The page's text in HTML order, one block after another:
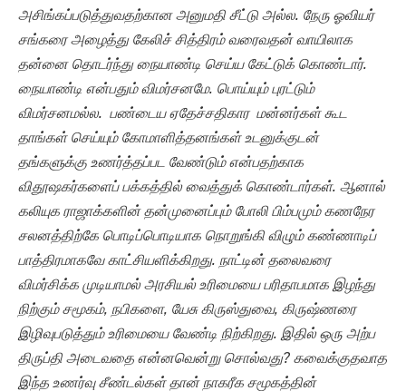
அசிங்கப்படுத்துவதற்கான அனுமதி சீட்டு அல்ல. நேரு ஓவியர்
சங்கரை அழைத்து கேலிச் சித்திரம் வரைவதன் வாயிலாக
தன்னை தொடர்ந்து நையாண்டி செய்ய கேட்டுக் கொண்டார்.
நையாண்டி என்பதும் விமர்சனமே. பொய்யும் புரட்டும்
விமர்சனமல்ல. பண்டைய ஏதேச்சதிகார மன்னர்கள் கூட
தாங்கள் செய்யும் கோமாளித்தனங்கள் உடனுக்குடன்
தங்களுக்கு உணர்த்தப்பட வேண்டும் என்பதற்காக
விதூஷகர்களைப் பக்கத்தில் வைத்துக் கொண்டார்கள். ஆனால்
கலியுக ராஜாக்களின் தன்முனைப்பும் போலி பிம்பமும் கணநேர
சலனத்திற்கே பொடிப்பொடியாக நொறுங்கி விழும் கண்ணாடிப்
பாத்திரமாகவே காட்சியளிக்கிறது. நாட்டின் தலைவரை
விமர்சிக்க முடியாமல் அரசியல் உரிமையை பரிதாபமாக இழந்து
நிற்கும் சமூகம், நபிகளை, யேசு கிருஸ்துவை, கிருஷ்ணரை
இழிவுபடுத்தும் உரிமையை வேண்டி நிற்கிறது. இதில் ஒரு அற்ப
திருப்தி அடைவதை என்னவென்று சொல்வது? கவைக்குதவாத
இந்த உணர்வு சீண்டல்கள் தான் நாகரீக சமூகத்தின்